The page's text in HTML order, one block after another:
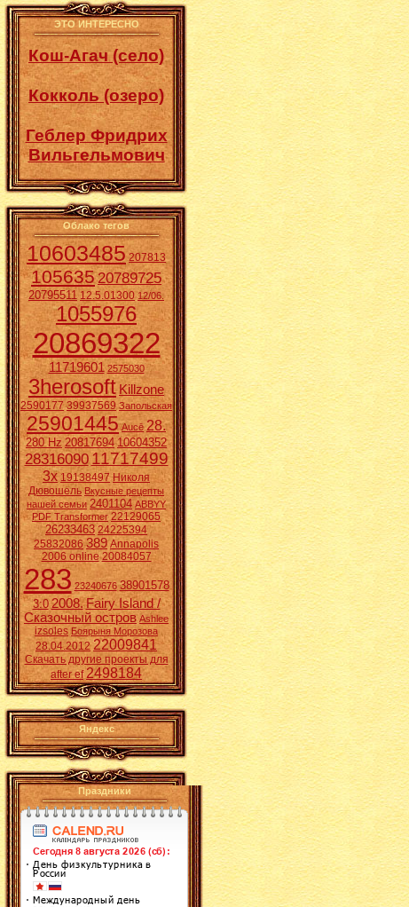
ЭТО ИНТЕРЕСНО
Кош-Агач (село)
Кокколь (озеро)
Геблер Фридрих
Вильгельмович
Облако тегов
10603485 207813
10563520789725
20795511 12.5.01300 12/06.
1055976
20869322
11719601 2575030
3herosoft Killzone
2590177 39937569 Запольская
25901445 Aucē 28.
280 Hz 20817694 10604352
2831609011717499
3x 19138497 Николя
Дювошель Вкусные рецепты
нашей семьи 2401104 ABBYY
PDF Transformer 22129065
26233463 24225394
25832086 389 Annapolis
2006 online 20084057
283 23240676 38901578
3:0 2008. Fairy Island /
Сказочный остров Ashlee
izsoles Боярыня Морозова
28.04.2012 22009841
Скачать другие проекты для
after ef 2498184
Яндекс
Праздники